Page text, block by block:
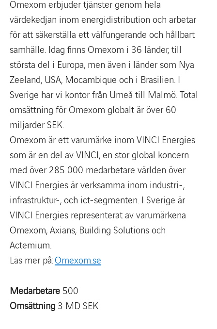
Omexom erbjuder tjänster genom hela
värdekedjan inom energidistribution och arbetar
för att säkerställa ett välfungerande och hållbart
samhälle. Idag finns Omexom i 36 länder, till
största del i Europa, men även i länder som Nya
Zeeland, USA, Mocambique och i Brasilien. I
Sverige har vi kontor från Umeå till Malmö. Total
omsättning för Omexom globalt är över 60
miljarder SEK.
Omexom är ett varumärke inom VINCI Energies
som är en del av VINCI, en stor global koncern
med över 285 000 medarbetare världen över.
VINCI Energies är verksamma inom industri-,
infrastruktur-, och ict-segmenten. I Sverige är
VINCI Energies representerat av varumärkena
Omexom, Axians, Building Solutions och
Actemium.
Läs mer på:Omexom.se
Medarbetare 500
Omsättning 3 MD SEK